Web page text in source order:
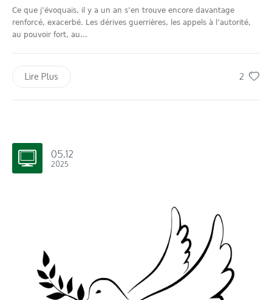
Ce que j’évoquais, il y a un an s’en trouve encore davantage
renforcé, exacerbé. Les dérives guerrières, les appels à l’autorité,
au pouvoir fort, au...
2
Lire Plus
05.12
2025